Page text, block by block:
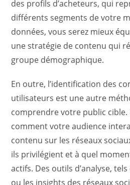
des profils d’acheteurs, qui
différents segments de votre
données, vous serez mieux
une stratégie de contenu qui
groupe démographique.
En outre, l’identification des
utilisateurs est une autre
comprendre votre public cible.
comment votre audience
contenu sur les réseaux
ils privilégient et à quel
actifs. Des outils d’analyse,
ou les insights des réseaux